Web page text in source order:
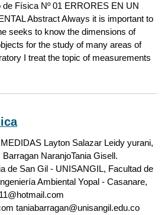
de Física Nº 01 ERRORES EN UN
Abstract Always it is important to
seeks to know the dimensions of
for the study of many areas of
I treat the topic of measurements
Layton Salazar Leidy yurani,
NaranjoTania Gisell.
de San Gil - UNISANGIL, Facultad de
Ambiental Yopal - Casanare,
taniabarragan@unisangil.edu.co